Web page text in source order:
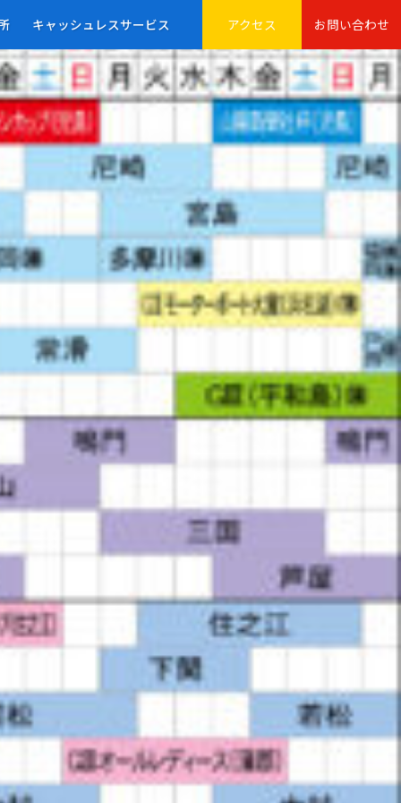
キャッシュレスサービス アクセス お問い合わせ